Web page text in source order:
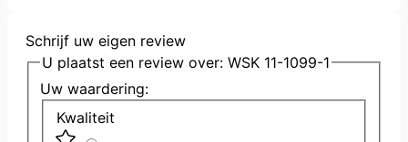
Schrijf uw eigen review
U plaatst een review over: WSK 11-1099-1
Uw waardering:
Kwaliteit